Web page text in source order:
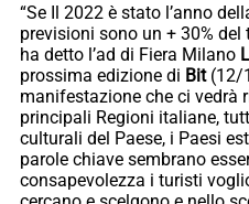
“Se Il 2022 è stato l’anno
previsioni sono un + 30%
ha detto l’ad di Fiera Milano
prossima edizione di Bit (12/
manifestazione che ci vedrà
principali Regioni italiane,
culturali del Paese, i Paesi
parole chiave sembrano
consapevolezza i turisti